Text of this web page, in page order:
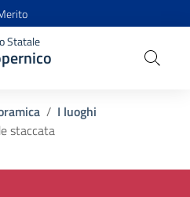
Statale
I luoghi
staccata